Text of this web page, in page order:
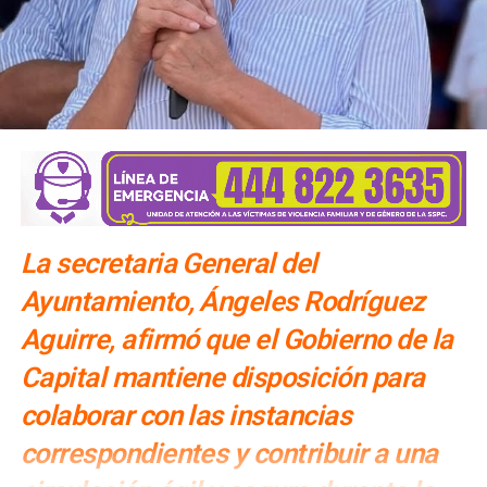
SIGUIENTE
Agreden a personal y vehículos del ayuntamiento
por reinicio de obras en El Saucito
NO TE PIERDAS
“Ruta de la Salud” ha brindado unos mil servicios en
La secretaria General del
Ayuntamiento, Ángeles Rodríguez
Aguirre, afirmó que el Gobierno de la
Capital mantiene disposición para
colaborar con las instancias
correspondientes y contribuir a una